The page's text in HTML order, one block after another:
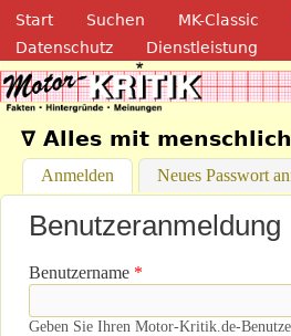
Direkt zum Inhalt
Navigation
Start Suchen MK-Classic
Datenschutz
Dienstleistung
Motor-
∇ Alles mit
Anmelden (aktiver Reiter)
Neues Passwort
Benutzeranmeldung
Benutzername *
Geben Sie Ihren Motor-Kritik.de-